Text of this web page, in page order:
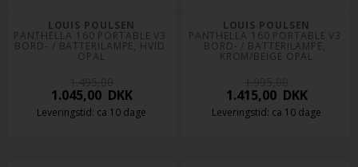
LOUIS POULSEN
PANTHELLA 160 PORTABLE V3
BORD- / BATTERILAMPE, HVID
OPAL
1.045,00DKK
Leveringstid: ca 10 dage
LOUIS POULSEN
PANTHELLA 160 PORTABLE V3
BORD- / BATTERILAMPE,
KROM/BEIGE OPAL
1.415,00DKK
Leveringstid: ca 10 dage